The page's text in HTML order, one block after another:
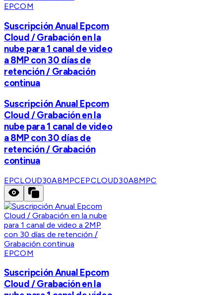
EPCOM
Suscripción Anual Epcom
Cloud / Grabación en la
nube para 1 canal de video
a 8MP con 30 días de
retención / Grabación
continua
Suscripción Anual Epcom
Cloud / Grabación en la
nube para 1 canal de video
a 8MP con 30 días de
retención / Grabación
continua
EPCLOUD30A8MPCEPCLOUD30A8MPC
EPCOM
Suscripción Anual Epcom
Cloud / Grabación en la